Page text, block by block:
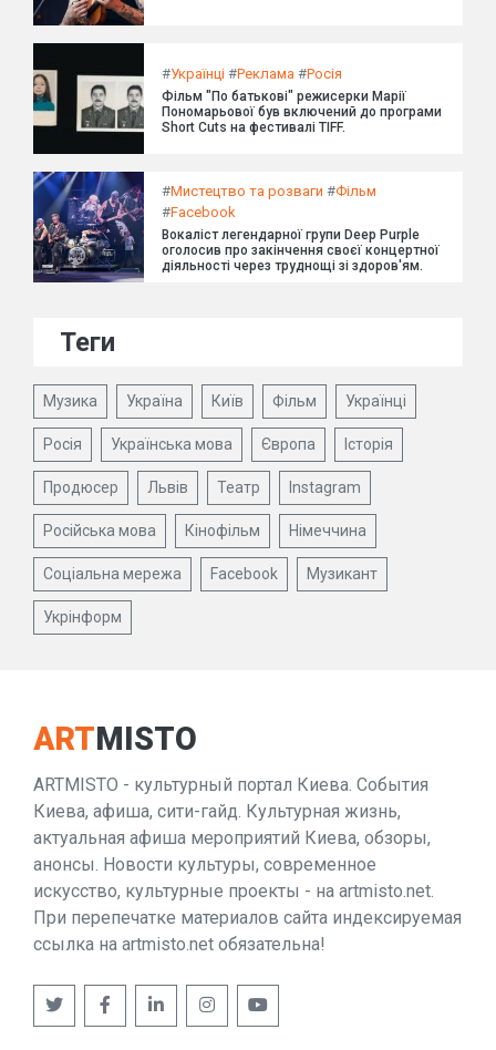
#Українці #Реклама #Росія
Фільм "По батькові" режисерки Марії
Пономарьової був включений до програми
Short Cuts на фестивалі TIFF.
#Мистецтво та розваги #Фільм
#Facebook
Вокаліст легендарної групи Deep Purple
оголосив про закінчення своєї концертної
діяльності через труднощі зі здоров'ям.
Теги
Музика Україна Київ Фільм Українці
Росія Українська мова Європа Історія
Продюсер Львів Театр Instagram
Російська мова Кінофільм Німеччина
Соціальна мережа Facebook Музикант
Укрінформ
ARTMISTO
ARTMISTO - культурный портал Киева. События
Киева, афиша, сити-гайд. Культурная жизнь,
актуальная афиша мероприятий Киева, обзоры,
анонсы. Новости культуры, современное
искусство, культурные проекты - на artmisto.net.
При перепечатке материалов сайта индексируемая
ссылка на artmisto.net обязательна!